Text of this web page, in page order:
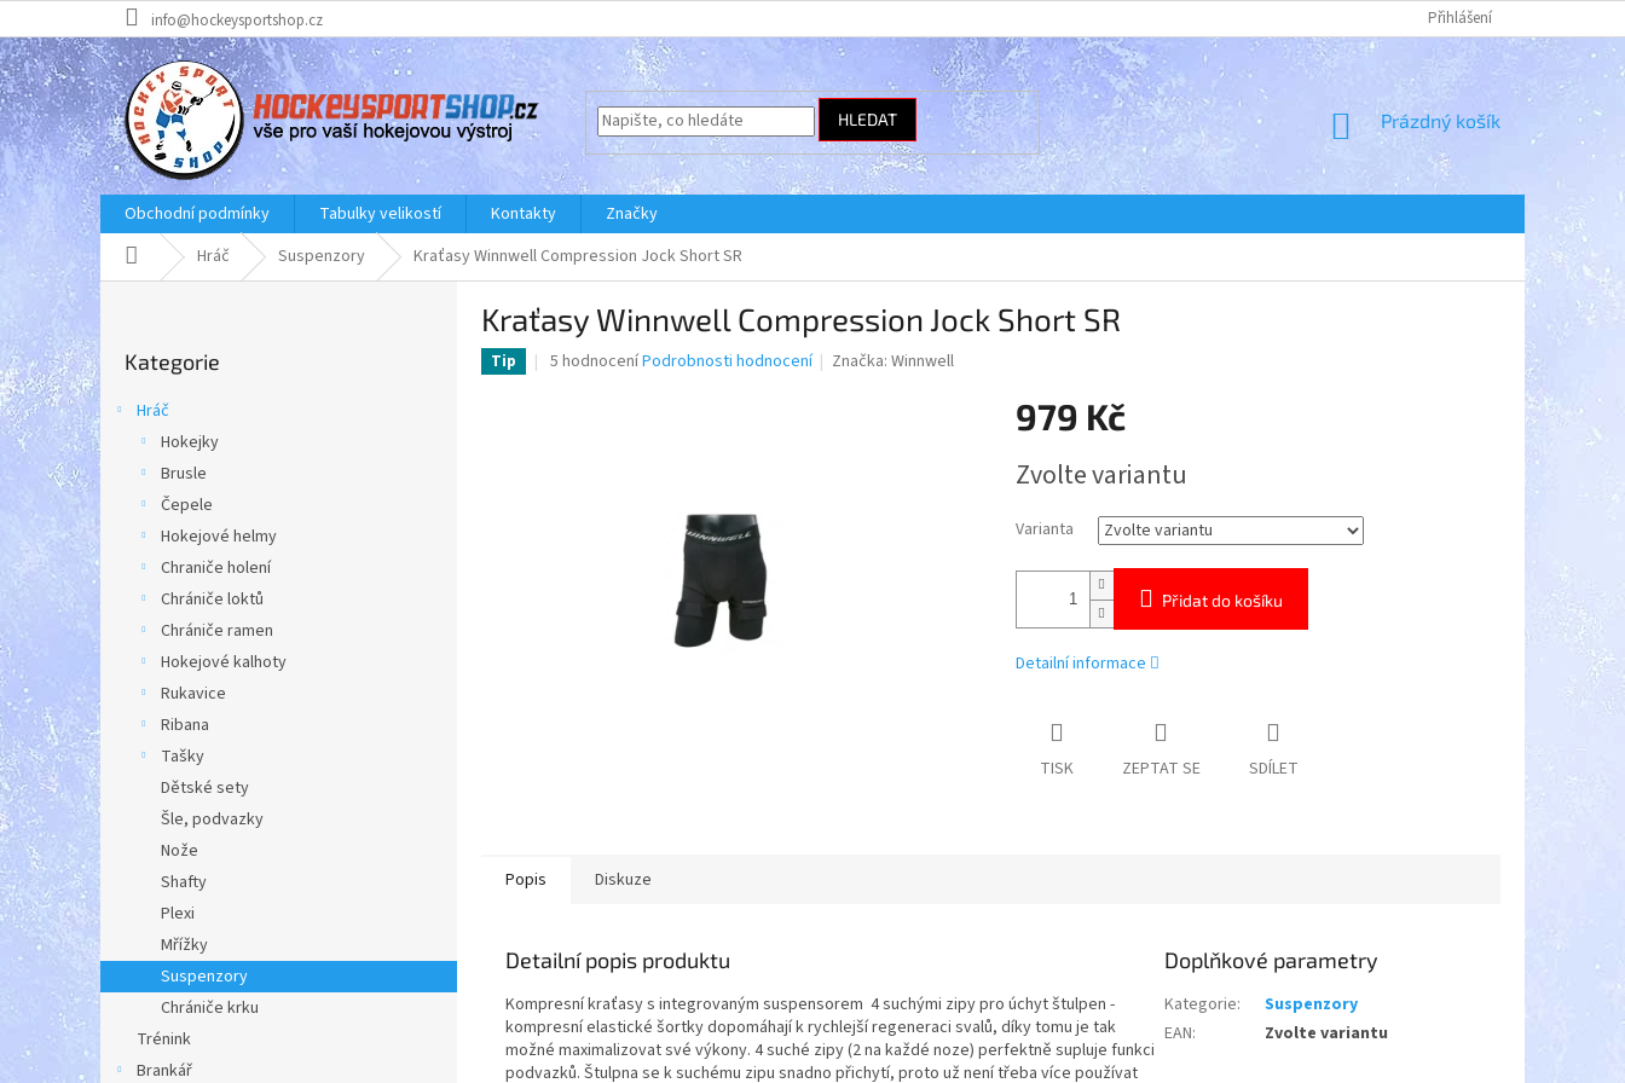
na
obsah
info@hockeysportshop.cz Přihlášení
HLEDAT
NÁKUPNÍ
KOŠÍK
Prázdný košík
Obchodní podmínky Tabulky velikostí Kontakty
Značky
Domů Hráč Suspenzory Kraťasy Winnwell Compression Jock Short SR
P
r
a
n
n
kategorie
Kategorie
Hráč
Hokejky
Brusle
Čepele
Hokejové helmy
Chraniče holení
Chrániče loktů
Chrániče ramen
Hokejové kalhoty
Rukavice
Ribana
Tašky
Dětské sety
Šle, podvazky
Nože
Shafty
Plexi
Mřížky
Suspenzory
Chrániče krku
Trénink
Brankář
Kraťasy Winnwell Compression Jock Short SR
Tip
Průměrné
5 hodnoceníPodrobnosti hodnocení Značka:Winnwell
979 Kč
cena:
Zvolte variantu
Varianta
Přidat do košíku
Detailní informace
TISK ZEPTAT SE SDÍLET
Popis Diskuze
Detailní popis produktu
Kompresní kraťasy s integrovaným suspensorem 4 suchými zipy pro úchyt štulpen -
kompresní elastické šortky dopomáhají k rychlejší regeneraci svalů, díky tomu je tak
možné maximalizovat své výkony. 4 suché zipy (2 na každé noze) perfektně supluje funkci
podvazků. Štulpna se k suchému zipu snadno přichytí, proto už není třeba více používat
Doplňkové parametry
Kategorie:
Suspenzory
EAN: Zvolte variantu